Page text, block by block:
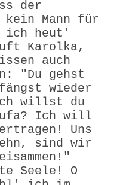
der
Mann für
ich heut'
Karolka,
auch
"Du gehst
wieder
willst du
Ich will
Uns
sind wir
Seele! O